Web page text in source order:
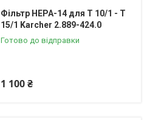
Фільтр HEPA-14 для T 10/1 - T
15/1 Karcher 2.889-424.0
Готово до відправки
1 100 ₴